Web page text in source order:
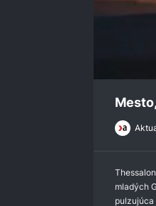
seconds
minute,
mladých
pulzujúca